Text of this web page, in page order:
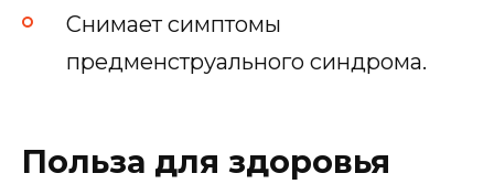
Снимает симптомы
предменструального синдрома.
Польза для здоровья